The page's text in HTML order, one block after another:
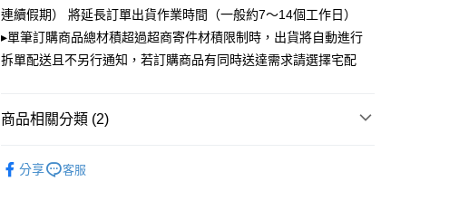
2.付款方式選擇「大哥付你分期」，訂單成立後會自動跳轉到大哥付的交易
流程，驗證手機門號後，選擇欲分期的期數、繳款截止日，確認付款後即
完成交易。
3.實際核准額度、可分期數及費用金額請依後續交易確認頁面所載為準。
【繳款方式說明】
2.透過簡訊連結打開帳單後，可選擇「超商條碼／台灣大直營門市／銀行轉
運送方式
每筆NT$100，滿NT$700(含以上)免運費
連續假期） 將延長訂單出貨作業時間（一般約7～14個工作日）
▸單筆訂購商品總材積超過超商寄件材積限制時，出貨將自動進行
拆單配送且不另行通知，若訂購商品有同時送達需求請選擇宅配
商品相關分類 (2)
分享 客服